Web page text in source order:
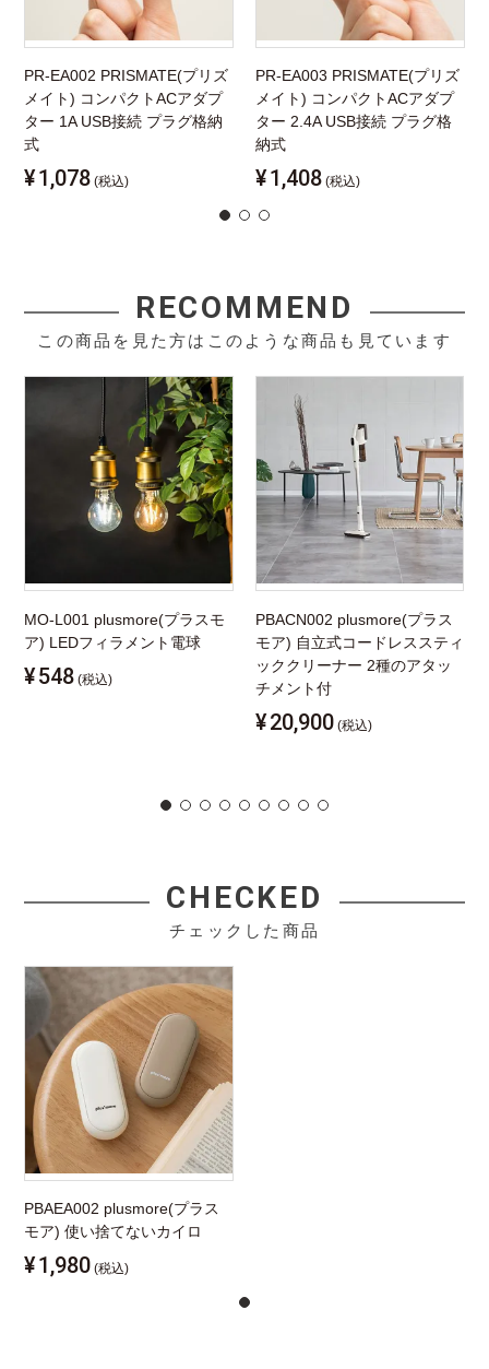
PR-EA002 PRISMATE(プリズ
メイト) コンパクトACアダプ
ター 1A USB接続 プラグ格納
式
¥1,078 (税込)
PR-EA003 PRISMATE(プリズ
メイト) コンパクトACアダプ
ター 2.4A USB接続 プラグ格
納式
¥1,408 (税込)
RECOMMEND
この商品を見た方はこのような商品も見ています
MO-L001 plusmore(プラスモ
ア) LEDフィラメント電球
¥548 (税込)
PBACN002 plusmore(プラス
モア) 自立式コードレススティ
ッククリーナー 2種のアタッ
チメント付
¥20,900 (税込)
CHECKED
チェックした商品
PBAEA002 plusmore(プラス
モア) 使い捨てないカイロ
¥1,980 (税込)